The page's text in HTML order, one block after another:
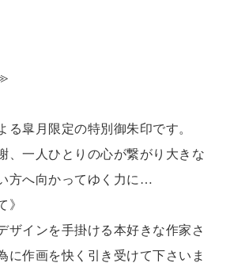
る皐月限定の特別御朱印です。
、一人ひとりの心が繋がり大きな
方へ向かってゆく力に…
》
ザインを手掛ける本好きな作家さ
に作画を快く引き受けて下さいま